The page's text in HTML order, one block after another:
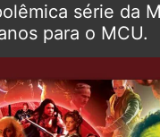
série da
para o MCU.